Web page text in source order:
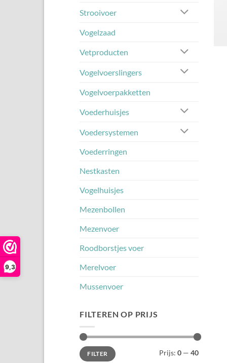
9,3
Strooivoer
Vogelzaad
Vetproducten
Vogelvoerslingers
Vogelvoerpakketten
Voederhuisjes
Voedersystemen
Voederringen
Nestkasten
Vogelhuisjes
Mezenbollen
Mezenvoer
Roodborstjes voer
Merelvoer
Mussenvoer
FILTEREN OP PRIJS
Min.
prijs
Max.
prijsFILTER Prijs: 0 — 40